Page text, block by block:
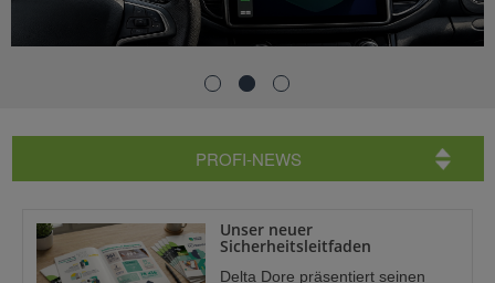
PROFI-NEWS
Unser neuer
Sicherheitsleitfaden
Delta Dore präsentiert seinen